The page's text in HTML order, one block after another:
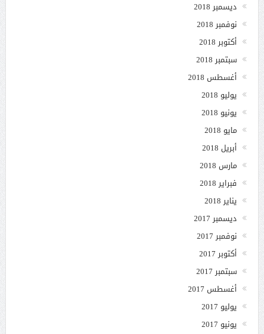
ديسمبر 2018
نوفمبر 2018
أكتوبر 2018
سبتمبر 2018
أغسطس 2018
يوليو 2018
يونيو 2018
مايو 2018
أبريل 2018
مارس 2018
فبراير 2018
يناير 2018
ديسمبر 2017
نوفمبر 2017
أكتوبر 2017
سبتمبر 2017
أغسطس 2017
يوليو 2017
يونيو 2017